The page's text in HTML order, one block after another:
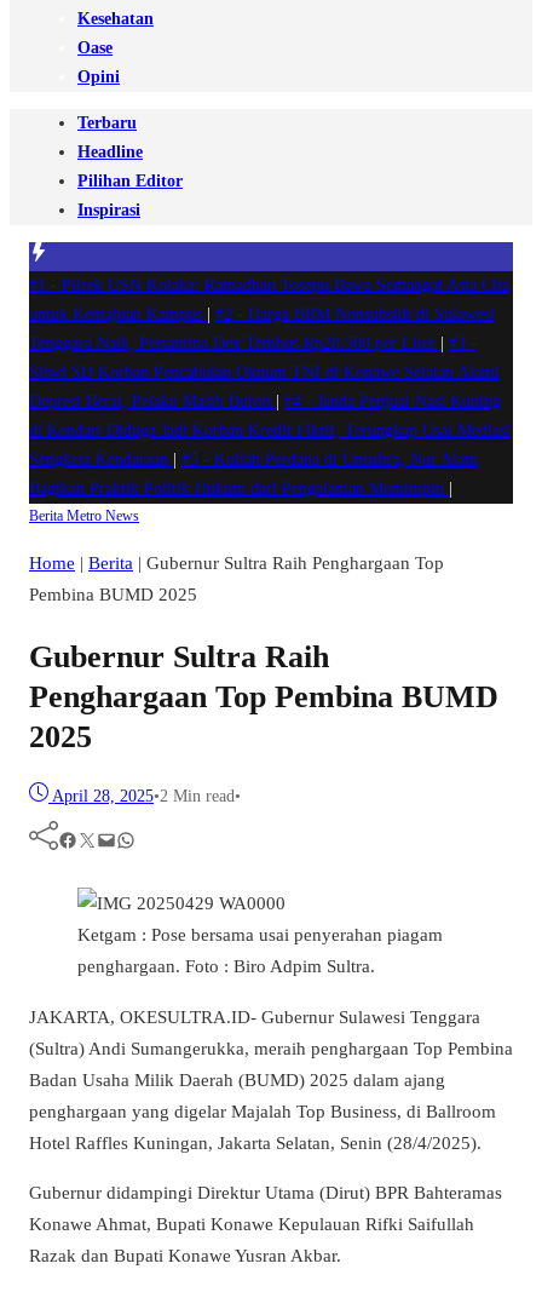
Kesehatan
Oase
Opini
Terbaru
Headline
Pilihan Editor
Inspirasi
#1 - Pilrek USN Kolaka: Ramadhan Tosepu Bawa Semangat Asta Cita
untuk Kemajuan Kampus
#2 - Harga BBM Nonsubsidi di Sulawesi
Tenggara Naik, Pertamina Dex Tembus Rp28.500 per Liter
#3 -
Siswi SD Korban Pencabulan Oknum TNI di Konawe Selatan Alami
Depresi Berat, Pelaku Masih Buron
#4 - Janda Penjual Nasi Kuning
di Kendari Diduga Jadi Korban Kredit Fiktif, Terungkap Usai Mediasi
Sengketa Kendaraan
#5 - Kuliah Perdana di Unsultra, Nur Alam
Bagikan Praktik Politik Hukum dari Pengalaman Memimpin
Berita Metro News
Home | Berita | Gubernur Sultra Raih Penghargaan Top
Pembina BUMD 2025
Gubernur Sultra Raih
Penghargaan Top Pembina BUMD
2025
April 28, 2025•2 Min read•
Facebook Twitter Mail WhatsApp
Ketgam : Pose bersama usai penyerahan piagam
penghargaan. Foto : Biro Adpim Sultra.
JAKARTA, OKESULTRA.ID- Gubernur Sulawesi Tenggara
(Sultra) Andi Sumangerukka, meraih penghargaan Top Pembina
Badan Usaha Milik Daerah (BUMD) 2025 dalam ajang
penghargaan yang digelar Majalah Top Business, di Ballroom
Hotel Raffles Kuningan, Jakarta Selatan, Senin (28/4/2025).
Gubernur didampingi Direktur Utama (Dirut) BPR Bahteramas
Konawe Ahmat, Bupati Konawe Kepulauan Rifki Saifullah
Razak dan Bupati Konawe Yusran Akbar.